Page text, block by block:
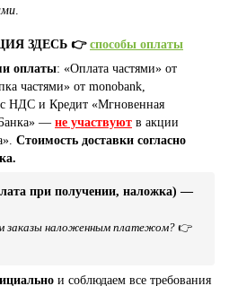
ЗДЕСЬ 👉 способы оплаты
оплаты: «Оплата частями» от
частями» от monobank,
с НДС и Кредит «Мгновенная
— не участвуют в акции
Стоимость доставки согласно
при получении, наложка) —
заказы наложенным платежом? 👉
и соблюдаем все требования